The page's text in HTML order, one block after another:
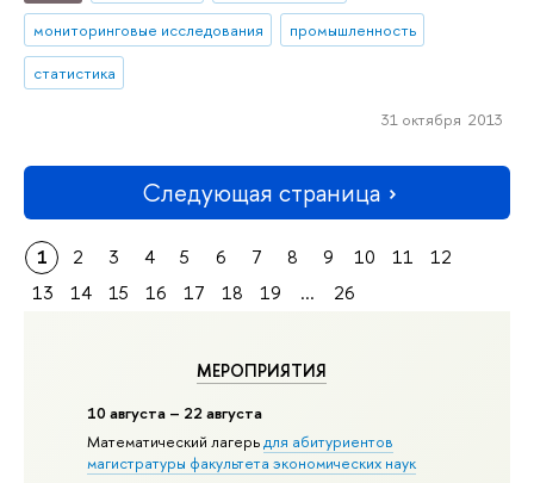
МЕРОПРИЯТИЯ
10 августа – 22 августа
Математический лагерьдля абитуриентов
магистратуры факультета экономических наук
мониторинговые исследования
промышленность
статистика
31 октября 2013
Следующая страница
1 2 3 4 5 6 7 8 9 10 11
12
13
14 15 16 17 18 19 ... 26